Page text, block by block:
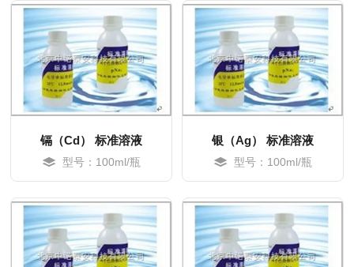
镉（Cd） 标准溶液
型号：100ml/瓶
银（Ag） 标准溶液
型号：100ml/瓶